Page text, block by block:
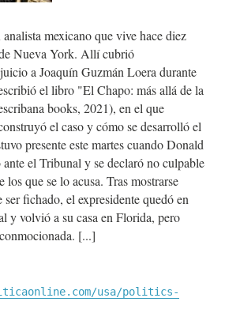
analista mexicano que vive hace diez
Nueva York. Allí cubrió
a Joaquín Guzmán Loera durante
el libro "El Chapo: más allá de la
books, 2021), en el que
el caso y cómo se desarrolló el
presente este martes cuando Donald
ante el Tribunal y se declaró no culpable
los que se lo acusa. Tras mostrarse
ser fichado, el expresidente quedó en
y volvió a su casa en Florida, pero
usa/politics-